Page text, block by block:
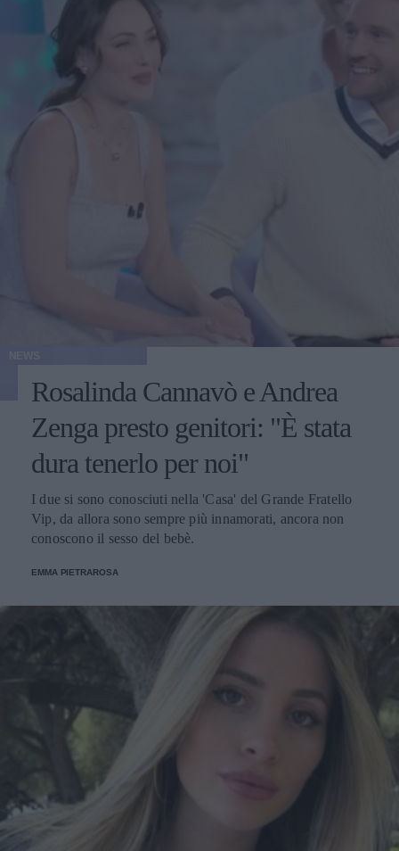
Rosalinda Cannavò e Andrea
Zenga presto genitori: "È stata
dura tenerlo per noi"
I due si sono conosciuti nella 'Casa' del Grande Fratello
Vip, da allora sono sempre più innamorati, ancora non
conoscono il sesso del bebè.
EMMA PIETRAROSA